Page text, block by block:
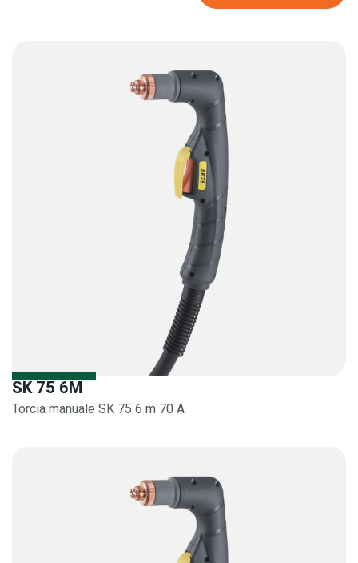
SK 75 6M
Torcia manuale SK 75 6 m 70 A